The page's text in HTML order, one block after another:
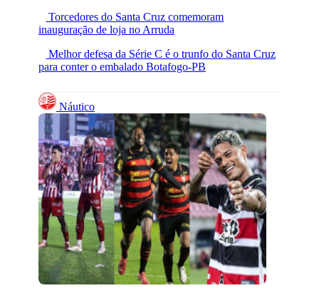
Torcedores do Santa Cruz comemoram
inauguração de loja no Arruda
Melhor defesa da Série C é o trunfo do Santa Cruz
para conter o embalado Botafogo-PB
Náutico